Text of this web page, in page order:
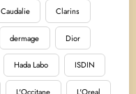
Caudalie Clarins
dermage Dior
Hada Labo ISDIN